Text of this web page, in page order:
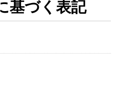
基づく表記